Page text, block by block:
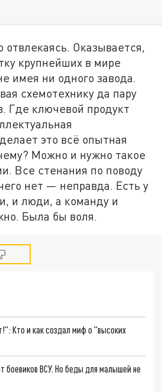
отвлекаясь. Оказывается,
крупнейших в мире
имея ни одного завода.
схемотехнику да пару
Где ключевой продукт
это всё опытная
Можно и нужно такое
Все стенания по поводу
нет — неправда. Есть у
и люди, а команду и
Была бы воля.
Кто и как создал миф о "высоких
боевиков ВСУ. Но беды для малышей не